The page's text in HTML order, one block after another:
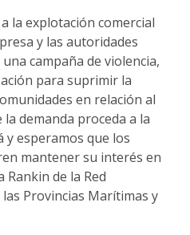
la explotación comercial
y las autoridades
campaña de violencia,
para suprimir la
en relación al
demanda proceda a la
y esperamos que los
mantener su interés en
Rankin de la Red
Provincias Marítimas y